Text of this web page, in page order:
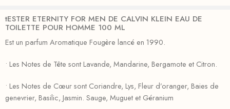
tESTER ETERNITY FOR MEN DE CALVIN KLEIN EAU DE
TOILETTE POUR HOMME 100 ML
Est un parfum Aromatique Fougère lancé en 1990.
• Les Notes de Tête sont Lavande, Mandarine, Bergamote et Citron.
• Les Notes de Cœur sont Coriandre, Lys, Fleur d’oranger, Baies de
genevrier, Basilic, Jasmin. Sauge, Muguet et Géranium